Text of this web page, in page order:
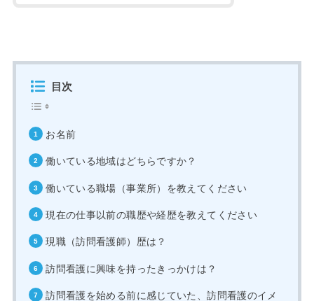
目次
お名前
働いている地域はどちらですか？
働いている職場（事業所）を教えてください
現在の仕事以前の職歴や経歴を教えてください
現職（訪問看護師）歴は？
訪問看護に興味を持ったきっかけは？
訪問看護を始める前に感じていた、訪問看護のイメ